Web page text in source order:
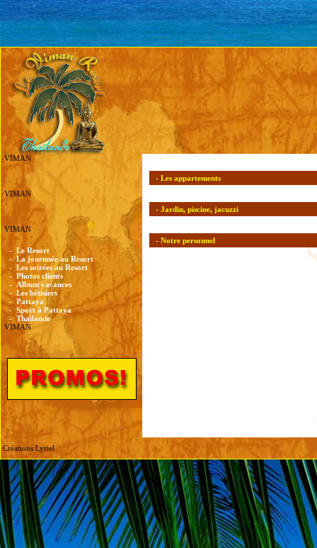
VIMAN
VIMAN
VIMAN
- Le Resort
- La journnée au Resort
- Les soirées au Resort
- Photos clients
- Album vacances
- Les bêtisiers
- Pattaya
- Sport à Pattaya
-Thailande
VIMAN
- Les appartements
- Jardin, piscine, jacuzzi
- Notre personnel
Créations Lyriel